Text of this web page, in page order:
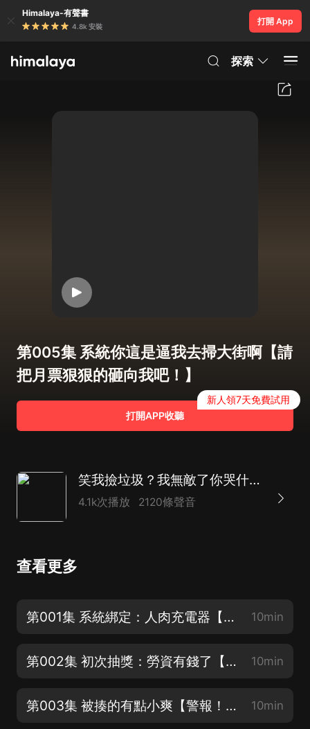
Himalaya-有聲書
4.8k 安裝
打開 App
探索
第005集 系統你這是逼我去掃大街啊【請
把月票狠狠的砸向我吧！】
打開APP收聽
新人領7天免費試用
笑我撿垃圾？我無敵了你哭什麼！丨爆笑系統多女主爽文
4.1k次播放 2120條聲音
查看更多
第001集 系統綁定：人肉充電器【男頻種田升級文，搜《寒門第一梟士》】 10min
第002集 初次抽獎：勞資有錢了【求評論求點讚求打call！你們的支持是我的動力！】 10min
第003集 被揍的有點小爽【警報！前方出現新手任務：關注訂閱好評月票票~】 10min